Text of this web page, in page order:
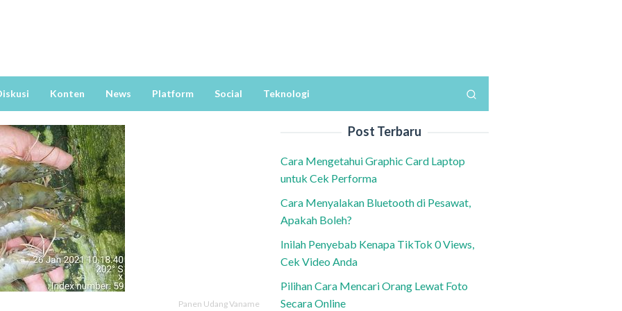
Konten News Platform Social Teknologi
Panen Udang Vaname
Post Terbaru
Cara Mengetahui Graphic Card Laptop
untuk Cek Performa
Cara Menyalakan Bluetooth di Pesawat,
Apakah Boleh?
Inilah Penyebab Kenapa TikTok 0 Views,
Cek Video Anda
Pilihan Cara Mencari Orang Lewat Foto
Secara Online